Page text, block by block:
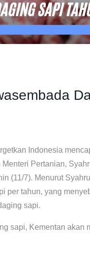
Indonesia
Pertanian,
(11/7). Menurut
per tahun, yang
sapi.
sapi, Kementan akan